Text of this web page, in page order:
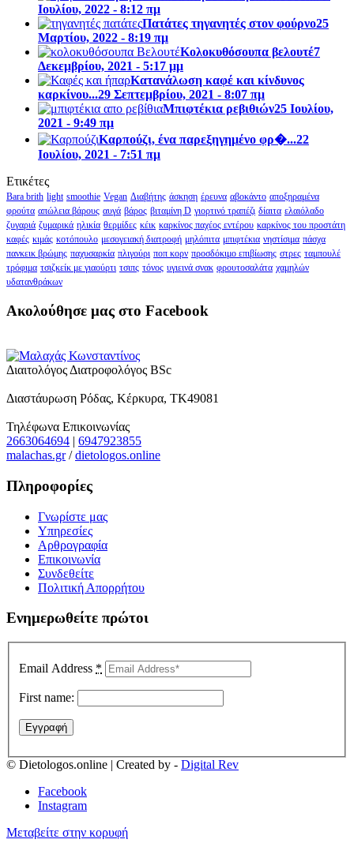
Ιουλίου, 2022 - 8:12 πμ
Πατάτες τηγανητές στον φούρνο25
Μαρτίου, 2022 - 8:19 πμ
Κολοκυθόσουπα βελουτέ7
Δεκεμβρίου, 2021 - 5:17 μμ
Κατανάλωση καφέ και κίνδυνος
καρκίνου...29 Σεπτεμβρίου, 2021 - 8:07 πμ
Μπιφτέκια ρεβιθιών25 Ιουλίου,
2021 - 9:49 πμ
Καρπούζι, ένα παρεξηγημένο φρ�...22
Ιουλίου, 2021 - 7:51 πμ
Ετικέτες
Bara brith light smoothie Vegan Διαβήτης άσκηση έρευνα αβοκάντο αποξηραμένα
φρούτα απώλεια βάρους αυγά βάρος βιταμίνη D γιορτινό τραπέζι δίαιτα ελαιόλαδο
ζυγαριά ζυμαρικά ηλικία θερμίδες κέικ καρκίνος παχέος εντέρου καρκίνος του προστάτη
καφές κιμάς κοτόπουλο μεσογειακή διατροφή μηλόπιτα μπιφτέκια νηστίσιμα πάσχα
πανκεικ βρώμης παχυσαρκία πλιγούρι ποπ κορν προσδόκιμο επιβίωσης στρες ταμπουλέ
τρόφιμα τσιζκείκ με γιαούρτι τσιπς τόνος υγιεινά σνακ φρουτοσαλάτα χαμηλών
υδατανθράκων
Ακολούθησε μας στο Facebook
Διαιτολόγος Διατροφολόγος BSc
Διαστάυρωση Ρόδας, Κέρκυρα, ΤΚ49081
Τηλέφωνα Επικοινωνίας
2663064694 | 6947923855
malachas.gr/dietologos.online
Πληροφορίες
Γνωρίστε μας
Yπηρεσίες
Αρθρογραφία
Επικοινωνία
Συνδεθείτε
Πολιτική Απορρήτου
Ενημερωθείτε πρώτοι
Email Address *
First name:
© Dietologos.online | Created by - Digital Rev
Facebook
Instagram
Μεταβείτε στην κορυφή